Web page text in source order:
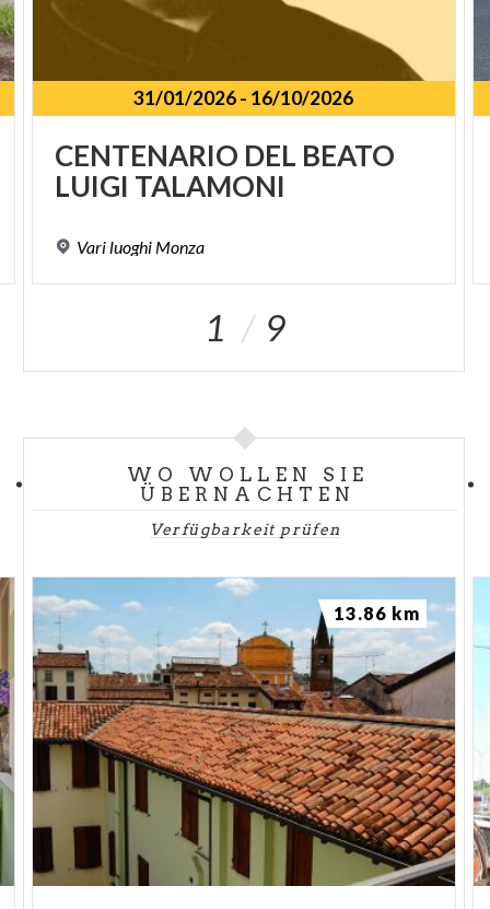
31/01/2026- 16/10/2026
CENTENARIO DEL BEATO
LUIGI TALAMONI
Variluoghi Monza
1 9
WO WOLLEN SIE
ÜBERNACHTEN
Verfügbarkeit prüfen
13.86 km